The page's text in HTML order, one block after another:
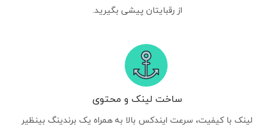
از رقبایتان پیشی بگیرید.
ساخت لینک و محتوی
لینک با کیفیت، سرعت ایندکس بالا به همراه یک برندینگ بینظیر